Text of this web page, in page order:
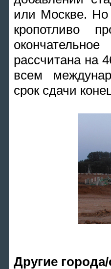
или Москве. Но
кропотливо
рассчитана на
всем
срок сдачи
Другие